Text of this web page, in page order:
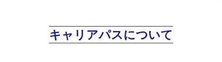
キャリアパスについて